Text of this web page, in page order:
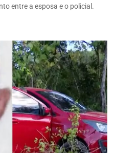
entre a esposa e o policial.